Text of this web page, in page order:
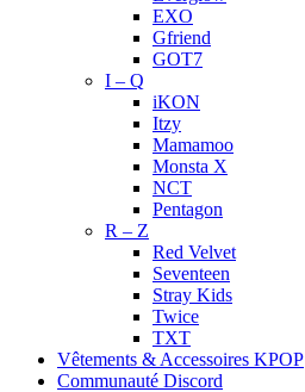
EXO
Gfriend
GOT7
I – Q
iKON
Itzy
Mamamoo
Monsta X
NCT
Pentagon
R – Z
Red Velvet
Seventeen
Stray Kids
Twice
TXT
Vêtements & Accessoires KPOP
Communauté Discord